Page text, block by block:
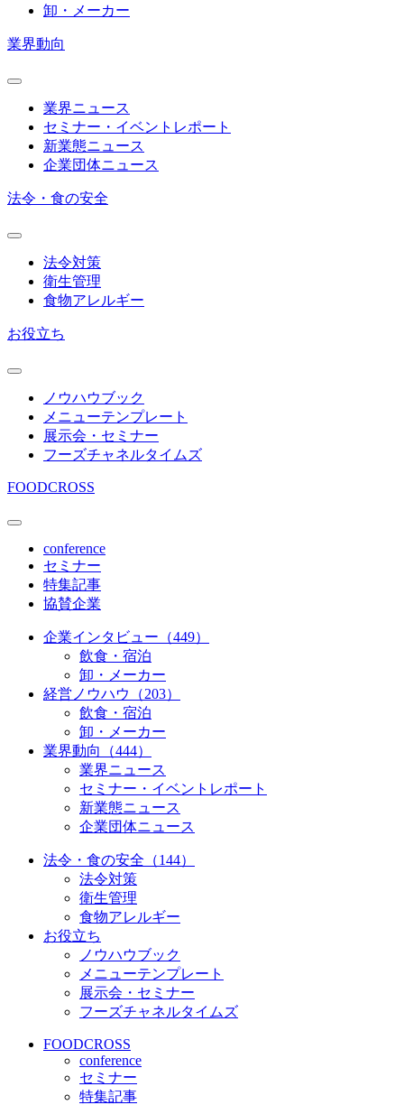
卸・メーカー
業界動向
業界ニュース
セミナー・イベントレポート
新業態ニュース
企業団体ニュース
法令・食の安全
法令対策
衛生管理
食物アレルギー
お役立ち
ノウハウブック
メニューテンプレート
展示会・セミナー
フーズチャネルタイムズ
FOODCROSS
conference
セミナー
特集記事
協賛企業
企業インタビュー（449）
飲食・宿泊
卸・メーカー
経営ノウハウ（203）
飲食・宿泊
卸・メーカー
業界動向（444）
業界ニュース
セミナー・イベントレポート
新業態ニュース
企業団体ニュース
法令・食の安全（144）
法令対策
衛生管理
食物アレルギー
お役立ち
ノウハウブック
メニューテンプレート
展示会・セミナー
フーズチャネルタイムズ
FOODCROSS
conference
セミナー
特集記事